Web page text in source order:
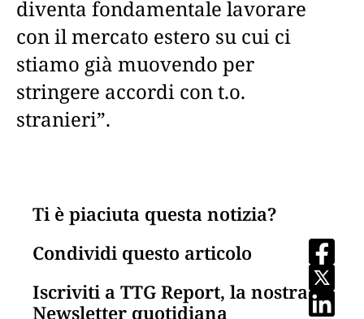
diventa fondamentale lavorare
con il mercato estero su cui ci
stiamo già muovendo per
stringere accordi con t.o.
stranieri”.
Ti è piaciuta questa notizia?
Condividi questo articolo
Iscriviti a TTG Report, la nostra
Newsletter quotidiana